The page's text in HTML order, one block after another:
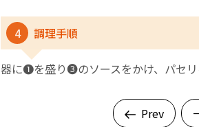
4 調理手順
器に❶を盛り❸のソースをかけ、パセリ
Prev